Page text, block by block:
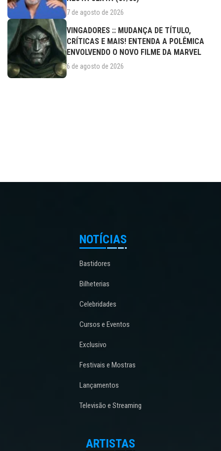
7 de agosto de 2026
VINGADORES :: MUDANÇA DE TÍTULO,
CRÍTICAS E MAIS! ENTENDA A POLÊMICA
ENVOLVENDO O NOVO FILME DA MARVEL
6 de agosto de 2026
NOTÍCIAS
Bastidores
Bilheterias
Celebridades
Cursos e Eventos
Exclusivo
Festivais e Mostras
Lançamentos
Televisão e Streaming
ARTISTAS